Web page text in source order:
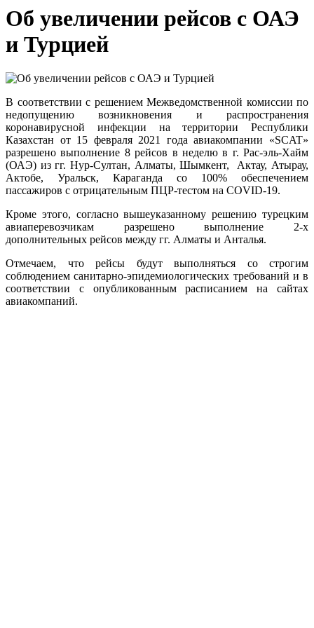
Об увеличении рейсов с ОАЭ
и Турцией
В соответствии с решением Межведомственной комиссии по
недопущению возникновения и распространения
коронавирусной инфекции на территории Республики
Казахстан от 15 февраля 2021 года авиакомпании «SCAT»
разрешено выполнение 8 рейсов в неделю в г. Рас-эль-Хайм
(ОАЭ) из гг. Нур-Султан, Алматы, Шымкент, Актау, Атырау,
Актобе, Уральск, Караганда со 100% обеспечением
пассажиров с отрицательным ПЦР-тестом на COVID-19.
Кроме этого, согласно вышеуказанному решению турецким
авиаперевозчикам разрешено выполнение 2-х
дополнительных рейсов между гг. Алматы и Анталья.
Отмечаем, что рейсы будут выполняться со строгим
соблюдением санитарно-эпидемиологических требований и в
соответствии с опубликованным расписанием на сайтах
авиакомпаний.